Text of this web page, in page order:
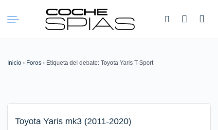
Buscar:
Inicio › Foros › Etiqueta del debate: Toyota Yaris T-Sport
Toyota Yaris mk3 (2011-2020)